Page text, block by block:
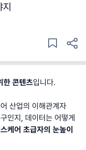
한 콘텐츠입니다.
산업의 이해관계자
인지, 데이터는 어떻게
케어 초급자의 눈높이